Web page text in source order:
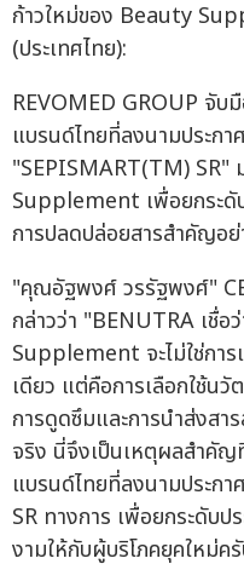
ก้าวใหม่ของ Beauty
(ประเทศไทย):
REVOMED GROUP จั
แบรนด์ไทยที่ลงนามประกา
"SEPISMART(TM)
Supplement เพื่อยกระดั
การปลดปล่อยสารสำคัญอ
"คุณอัฐพงศ์ วรรัฐพงศ์"
กล่าวว่า "BENUTRA เชื่
Supplement จะไม่ใช่กา
เดียว แต่คือการเลือกใช้น
การดูดซึมและการนำส่งสา
จริง นี่จึงเป็นเหตุผลสำคัญ
แบรนด์ไทยที่ลงนามประก
SR ทางการ เพื่อยกระดับ
งามให้กับผู้บริโภคยุคใหม่ค